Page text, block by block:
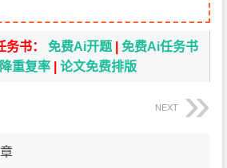
务书：免费Ai开题 |免费Ai任务书
重复率 |论文免费排版
NEXT